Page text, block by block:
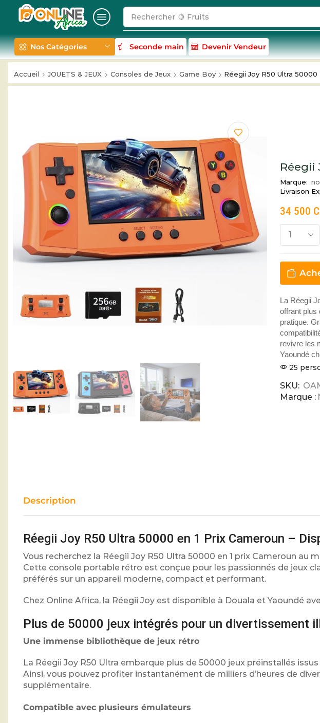
Rechercher 🥛 Milk
Nos Catégories Seconde main Devenir Vendeur
Accueil JOUETS & JEUX Consoles de Jeux Game Boy Réegii Joy R50 Ultra 50000
Réegii
Marque:
Livraison
34 500
La Réegii
offrant plus
pratique.
revivre les
Yaoundé
25
SKU:
Marque :
Description
Réegii Joy R50 Ultra 50000 en 1 Prix Cameroun –
Vous recherchez la Réegii Joy R50 Ultra 50000 en 1 prix Cameroun
Cette console portable rétro est conçue pour les passionnés de jeux
préférés sur un appareil moderne, compact et performant.
Chez Online Africa, la Réegii Joy est disponible à Douala et Yaoundé
Plus de 50000 jeux intégrés pour un divertissement
Une immense bibliothèque de jeux rétro
La Réegii Joy R50 Ultra embarque plus de 50000 jeux préinstallés
Ainsi, vous pouvez profiter instantanément de milliers d’heures de
supplémentaire.
Compatible avec plusieurs émulateurs